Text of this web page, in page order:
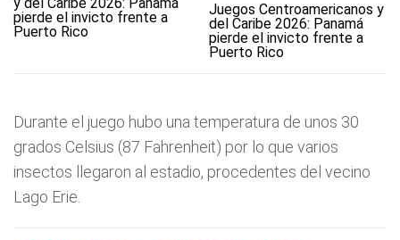
Juegos Centroamericanos y
del Caribe 2026: Panamá
pierde el invicto frente a
Puerto Rico
Durante el juego hubo una temperatura de unos 30
grados Celsius (87 Fahrenheit) por lo que varios
insectos llegaron al estadio, procedentes del vecino
Lago Erie.